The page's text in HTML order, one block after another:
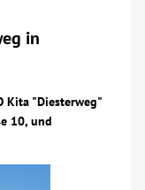
in
Kita "Diesterweg"
10, und